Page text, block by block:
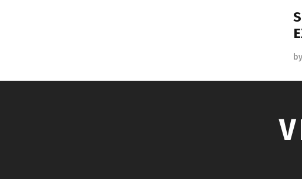
by